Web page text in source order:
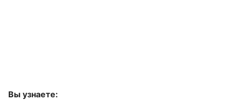
Вы узнаете: